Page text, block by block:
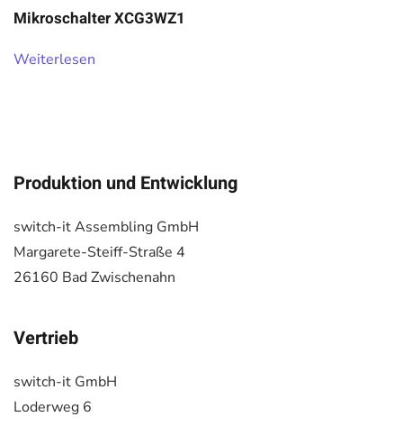
Mikroschalter XCG3WZ1
Weiterlesen
Produktion und Entwicklung
switch-it Assembling GmbH
Margarete-Steiff-Straße 4
26160 Bad Zwischenahn
Vertrieb
switch-it GmbH
Loderweg 6